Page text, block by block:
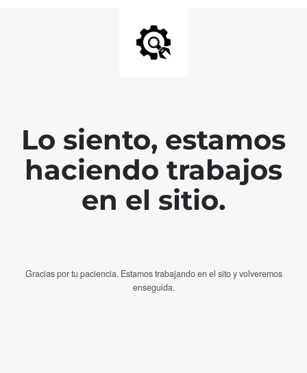
Lo siento, estamos
haciendo trabajos
en el sitio.
Gracias por tu paciencia. Estamos trabajando en el sito y volveremos
enseguida.